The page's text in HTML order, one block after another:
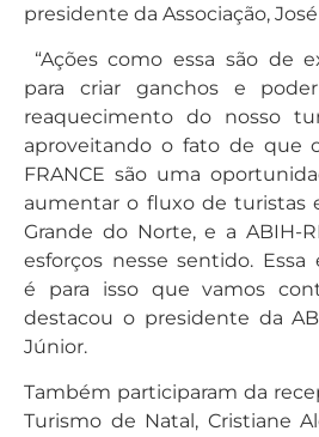
presidente da Associação,
“Ações como essa são de
para criar ganchos e
reaquecimento do nosso
aproveitando o fato de que
FRANCE são uma
aumentar o fluxo de turistas
Grande do Norte, e a ABIH-
esforços nesse sentido. Essa
é para isso que vamos
destacou o presidente da
Júnior.
Também participaram da
Turismo de Natal, Cristiane